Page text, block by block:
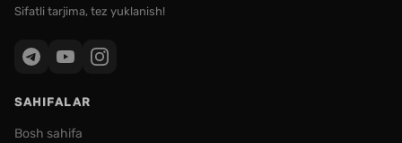
Sifatli tarjima, tez yuklanish!
SAHIFALAR
Bosh sahifa